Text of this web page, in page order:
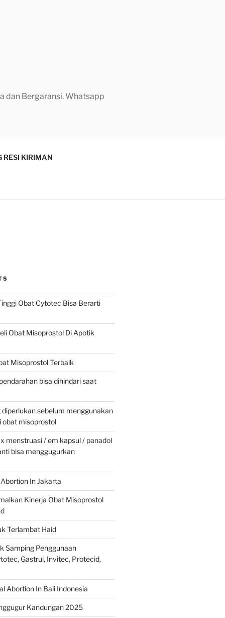
dan Bergaransi. Whatsapp
RESI KIRIMAN
Obat Cytotec Bisa Berarti
Obat Misoprostol Di Apotik
Misoprostol Terbaik
bisa dihindari saat
diperlukan sebelum menggunakan
obat misoprostol
menstruasi / em kapsul / panadol
bisa menggugurkan
In Jakarta
Kinerja Obat Misoprostol
Terlambat Haid
Samping Penggunaan
Gastrul, Invitec, Protecid,
Abortion In Bali Indonesia
Kandungan 2025